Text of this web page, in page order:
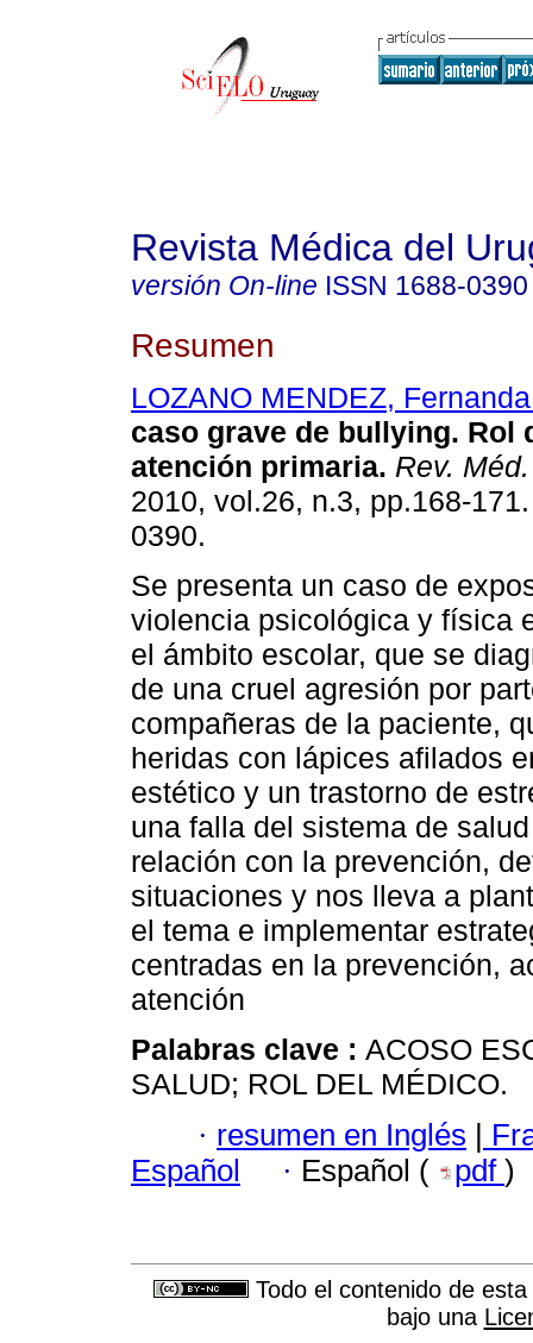
Revista Médica del
versión On-line ISSN 1688-0390
Resumen
LOZANO MENDEZ,
caso grave de bullying. Rol
atención primaria. Rev.
2010, vol.26, n.3, pp.168-
0390.
Se presenta un caso de
violencia psicológica y física
el ámbito escolar, que se
de una cruel agresión por
compañeras de la paciente,
heridas con lápices afilados
estético y un trastorno de
una falla del sistema de
relación con la prevención,
situaciones y nos lleva a
el tema e implementar
centradas en la prevención,
atención
Palabras clave : ACOSO
SALUD; ROL DEL MÉDICO.
· resumen en Inglés |
Español
· Español ( pdf )
Todo el contenido de
bajo una